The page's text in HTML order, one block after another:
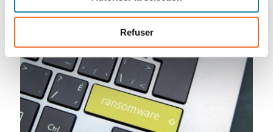
Refuser